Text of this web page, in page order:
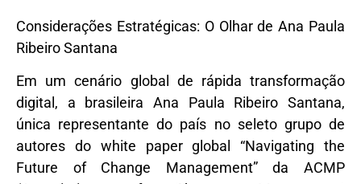
Considerações Estratégicas: O Olhar de Ana Paula
Ribeiro Santana
Em um cenário global de rápida transformação
digital, a brasileira Ana Paula Ribeiro Santana,
única representante do país no seleto grupo de
autores do white paper global “Navigating the
Future of Change Management” da ACMP